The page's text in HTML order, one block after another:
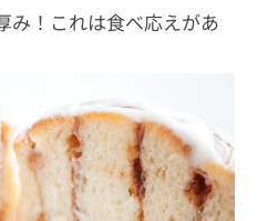
み！これは食べ応えがあ